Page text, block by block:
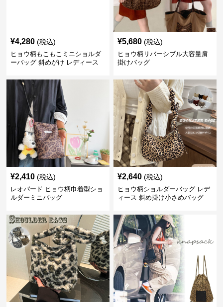
¥4,280 (税込)
ヒョウ柄もこもこミニショルダ
ーバッグ 斜めがけ レディース
¥5,680 (税込)
ヒョウ柄リバーシブル大容量肩
掛けバッグ
¥2,410 (税込)
レオパード ヒョウ柄巾着型ショ
ルダーミニバッグ
¥2,640 (税込)
ヒョウ柄ショルダーバッグ レデ
ィース 斜め掛け小さめバッグ